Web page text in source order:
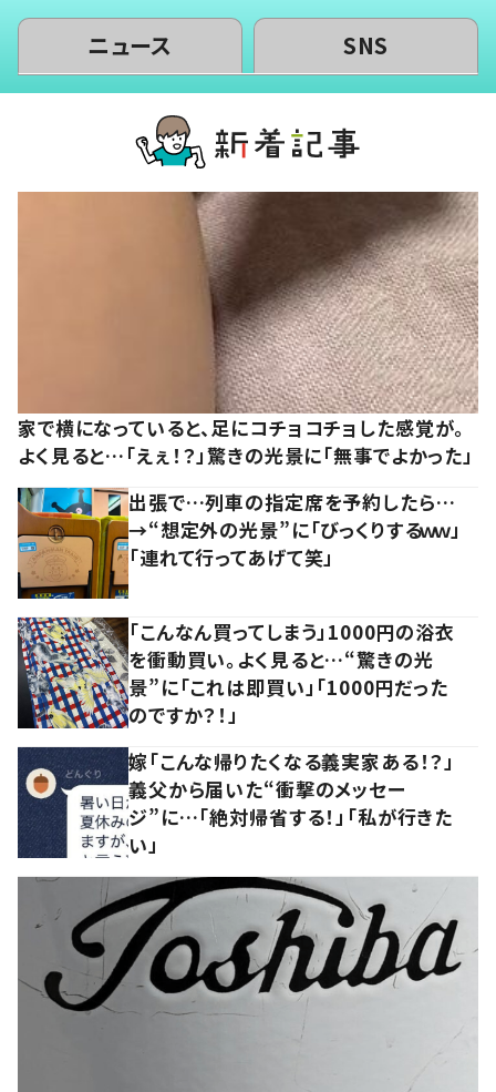
ニュース SNS
家で横になっていると、足にコチョコチョした感覚が。
よく見ると…「えぇ！？」驚きの光景に「無事でよかった」
出張で…列車の指定席を予約したら…
→“想定外の光景”に「びっくりするｗｗ」
「連れて行ってあげて笑」
「こんなん買ってしまう」1000円の浴衣
を衝動買い。よく見ると…“驚きの光
景”に「これは即買い」「1000円だった
のですか？！」
嫁「こんな帰りたくなる義実家ある！？」
義父から届いた“衝撃のメッセー
ジ”に…「絶対帰省する！」「私が行きた
い」